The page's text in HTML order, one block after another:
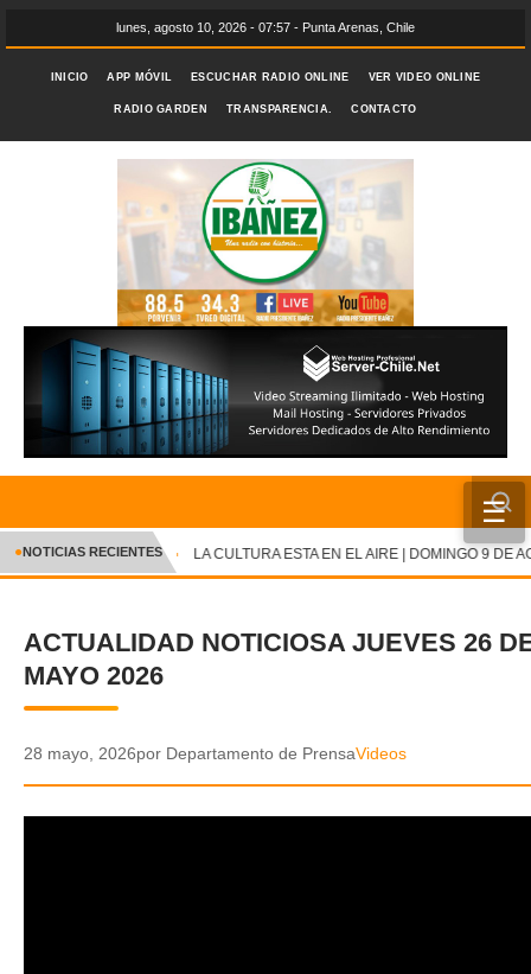
lunes, agosto 10, 2026 - 07:57 - Punta Arenas, Chile
INICIO APP MÓVIL ESCUCHAR RADIO ONLINE VER VIDEO ONLINE
RADIO GARDEN TRANSPARENCIA. CONTACTO
☰
INICIO
CRÓNICA
DEPORTES
POLICIAL
✕
●NOTICIAS RECIENTES LA CULTURA ESTA EN EL AIRE | DOMINGO 9 DE
ACTUALIDAD NOTICIOSA JUEVES 26
MAYO 2026
28 mayo, 2026por Departamento de PrensaVideos